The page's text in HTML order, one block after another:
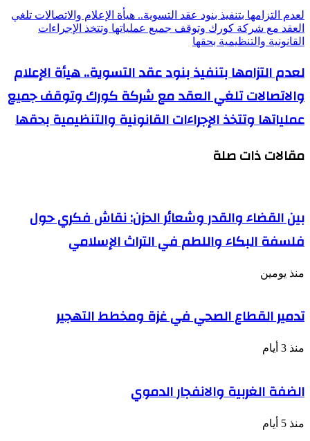
لعدم التزامها بتنفيذ بنود عقد التسوية.. هيأة الإعلام والاتصالات تلغي
العقد مع شركة كورك وتوقف جميع عملياتها وتتخذ الإجراءات
القانونية والتنظيمية بحقها
لعدم التزامها بتنفيذ بنود عقد التسوية.. هيأة الإعلام
والاتصالات تلغي العقد مع شركة كورك وتوقف جميع
عملياتها وتتخذ الإجراءات القانونية والتنظيمية بحقها
مقالات ذات صلة
بين القضاء والقدر وشعائر الحزن: نقاش فكري حول
فلسفة البكاء واللطم في التراث الإسلامي
منذ يومين
تدمير القطاع الصحي في غزة ومخطط التهجير
منذ 3 أيام
الضفة الغربية والانفجار الدموي
منذ 5 أيام